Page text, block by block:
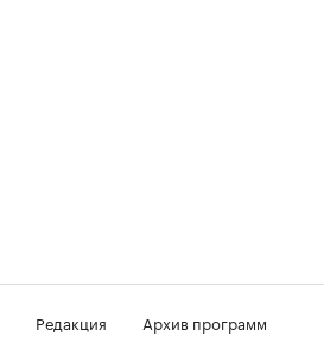
Редакция
Архив программ